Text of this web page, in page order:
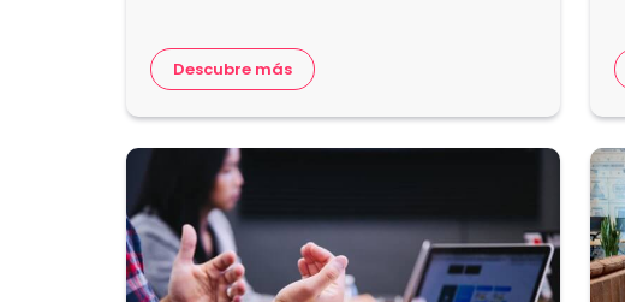
Descubre más